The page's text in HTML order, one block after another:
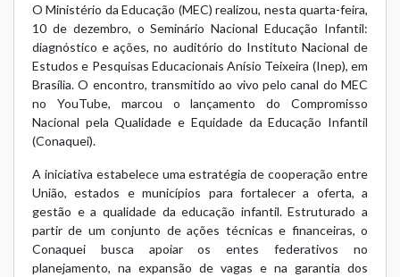
O Ministério da Educação (MEC) realizou, nesta quarta-feira,
10 de dezembro, o Seminário Nacional Educação Infantil:
diagnóstico e ações, no auditório do Instituto Nacional de
Estudos e Pesquisas Educacionais Anísio Teixeira (Inep), em
Brasília. O encontro, transmitido ao vivo pelocanal do MEC
no YouTube, marcou o lançamento doCompromisso
Nacional pela Qualidade e Equidade da Educação Infantil
(Conaquei).
A iniciativa estabelece uma estratégia de cooperação entre
União, estados e municípios para fortalecer a oferta, a
gestão e a qualidade da educação infantil. Estruturado a
partir de um conjunto de ações técnicas e financeiras, o
Conaquei busca apoiar os entes federativos no
planejamento, na expansão de vagas e na garantia dos